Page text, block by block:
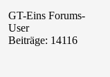
GT-Eins Forums-
User
Beiträge: 14116